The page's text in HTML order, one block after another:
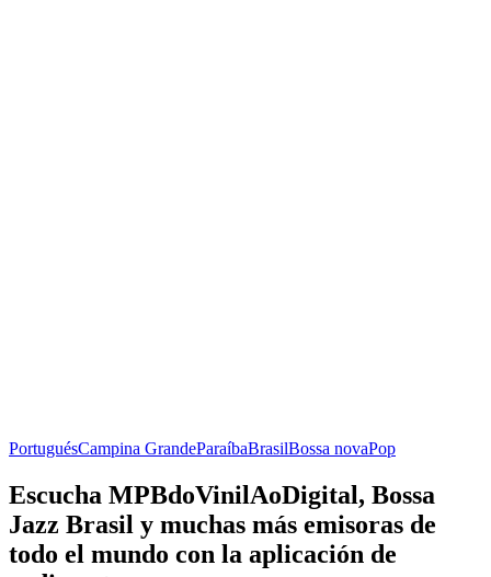
PortuguésCampina GrandeParaíbaBrasilBossa novaPop
Escucha MPBdoVinilAoDigital, Bossa
Jazz Brasil y muchas más emisoras de
todo el mundo con la aplicación de